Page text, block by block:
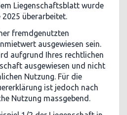
Liegenschaftsblatt wurde
überarbeitet.
fremdgenutzten
ausgewiesen sein.
aufgrund Ihres rechtlichen
ausgewiesen und nicht
Nutzung. Für die
ist jedoch nach
Nutzung massgebend.